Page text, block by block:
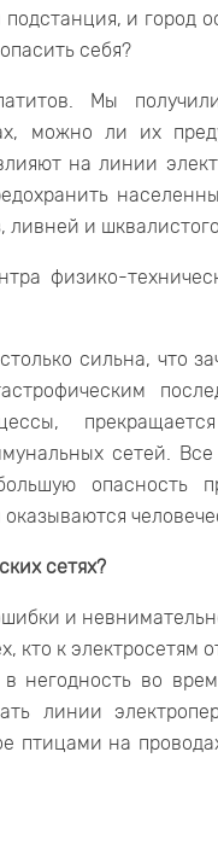
и город
себя?
Мы
можно ли их
на линии
и шквалистого
физико-
сильна, что
сетей.
опасность
сетях?
и
кто к электросетям
негодность во
линии
птицами на